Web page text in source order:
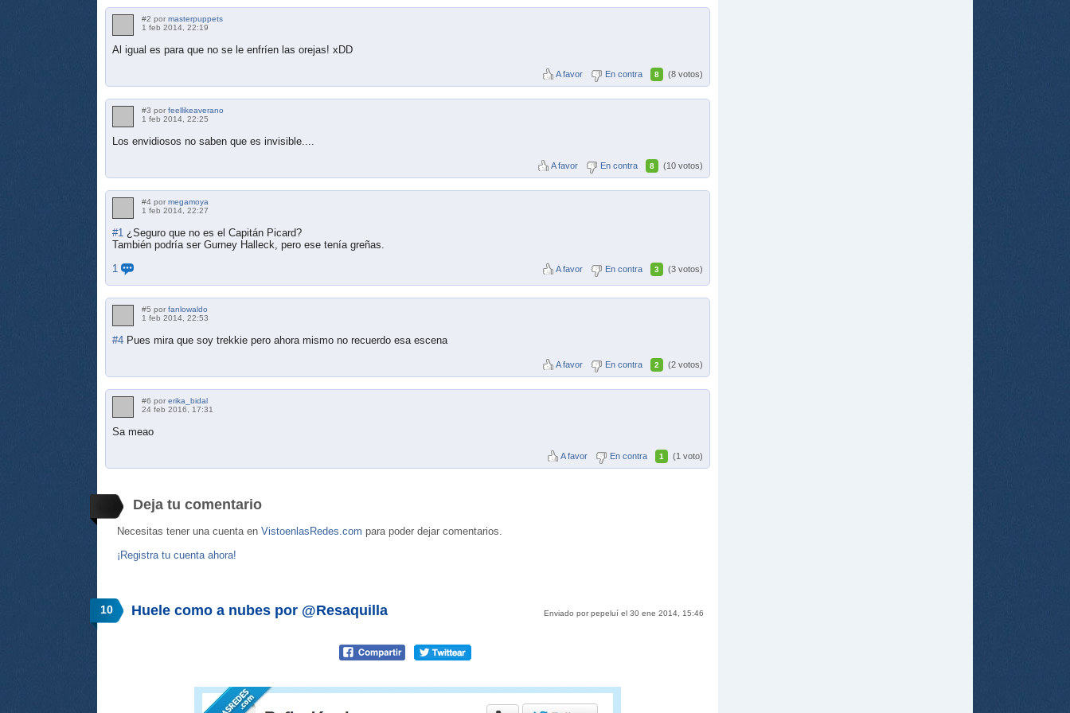
#2 por masterpuppets
1 feb 2014, 22:19
Al igual es para que no se le enfríen las orejas! xDD
A favor En contra 8 (8 votos)
#3 por feellikeaverano
1 feb 2014, 22:25
Los envidiosos no saben que es invisible....
A favor En contra 8 (10 votos)
#4 por megamoya
1 feb 2014, 22:27
#1 ¿Seguro que no es el Capitán Picard?
También podría ser Gurney Halleck, pero ese tenía greñas.
1
A favor En contra 3 (3 votos)
#5 por fanlowaldo
1 feb 2014, 22:53
#4 Pues mira que soy trekkie pero ahora mismo no recuerdo esa escena
A favor En contra 2 (2 votos)
#6 por erika_bidal
24 feb 2016, 17:31
Sa meao
A favor En contra 1 (1 voto)
Deja tu comentario
Necesitas tener una cuenta en VistoenlasRedes.com para poder dejar comentarios.
¡Registra tu cuenta ahora!
10 Enviado por pepeluí el 30 ene 2014, 15:46
Huele como a nubes por @Resaquilla